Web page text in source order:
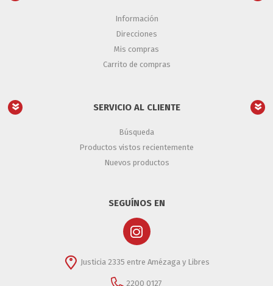
Información
Direcciones
Mis compras
Carrito de compras
SERVICIO AL CLIENTE
Búsqueda
Productos vistos recientemente
Nuevos productos
SEGUÍNOS EN
Justicia 2335 entre Amézaga y Libres
2200 0127